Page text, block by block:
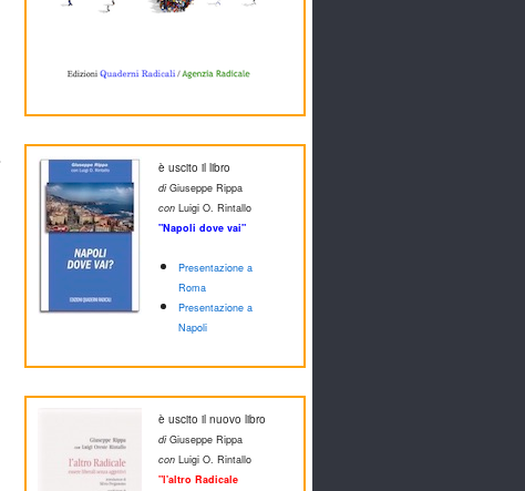
è uscito il libro
diGiuseppe Rippa
con Luigi O. Rintallo
"Napoli dove vai"
Presentazione a
Roma
Presentazione a
Napoli
è uscito il nuovo libro
diGiuseppe Rippa
con Luigi O. Rintallo
"l'altro Radicale